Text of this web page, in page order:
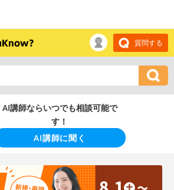
質問する
AI講師ならいつでも相談可能で
す！
AI講師に聞く